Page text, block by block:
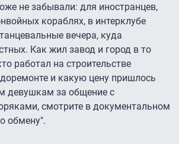
не забывали: для иностранцев,
кораблях, в интерклубе
вечера, куда
Как жил завод и город в то
работал на строительстве
и какую цену пришлось
девушкам за общение с
смотрите в документальном
обмену".